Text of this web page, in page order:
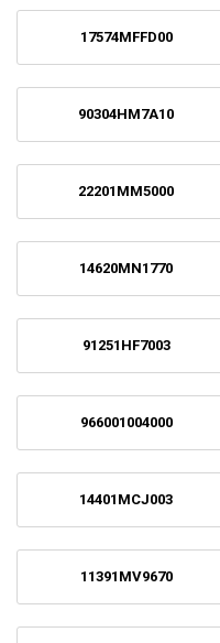
17574MFFD00
90304HM7A10
22201MM5000
14620MN1770
91251HF7003
966001004000
14401MCJ003
11391MV9670